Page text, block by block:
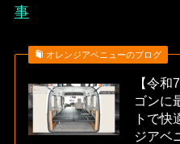
事
オレンジアベニューのブログ
【令
ゴンに
トで快
ジアベ